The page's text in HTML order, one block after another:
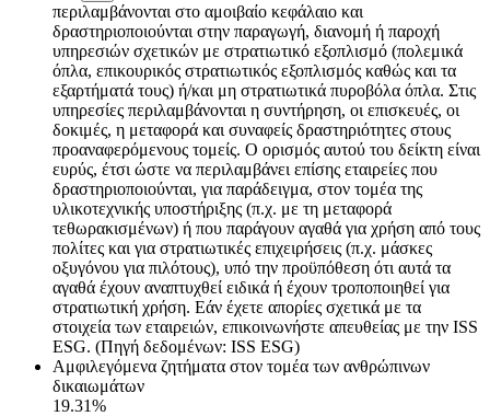
περιλαμβάνονται στο αμοιβαίο κεφάλαιο και
δραστηριοποιούνται στην παραγωγή, διανομή ή παροχή
υπηρεσιών σχετικών με στρατιωτικό εξοπλισμό (πολεμικά
όπλα, επικουρικός στρατιωτικός εξοπλισμός καθώς και τα
εξαρτήματά τους) ή/και μη στρατιωτικά πυροβόλα όπλα. Στις
υπηρεσίες περιλαμβάνονται η συντήρηση, οι επισκευές, οι
δοκιμές, η μεταφορά και συναφείς δραστηριότητες στους
προαναφερόμενους τομείς. Ο ορισμός αυτού του δείκτη είναι
ευρύς, έτσι ώστε να περιλαμβάνει επίσης εταιρείες που
δραστηριοποιούνται, για παράδειγμα, στον τομέα της
υλικοτεχνικής υποστήριξης (π.χ. με τη μεταφορά
τεθωρακισμένων) ή που παράγουν αγαθά για χρήση από τους
πολίτες και για στρατιωτικές επιχειρήσεις (π.χ. μάσκες
οξυγόνου για πιλότους), υπό την προϋπόθεση ότι αυτά τα
αγαθά έχουν αναπτυχθεί ειδικά ή έχουν τροποποιηθεί για
στρατιωτική χρήση. Εάν έχετε απορίες σχετικά με τα
στοιχεία των εταιρειών, επικοινωνήστε απευθείας με την ISS
ESG. (Πηγή δεδομένων: ISS ESG)
Αμφιλεγόμενα ζητήματα στον τομέα των ανθρώπινων
δικαιωμάτων
19.31%